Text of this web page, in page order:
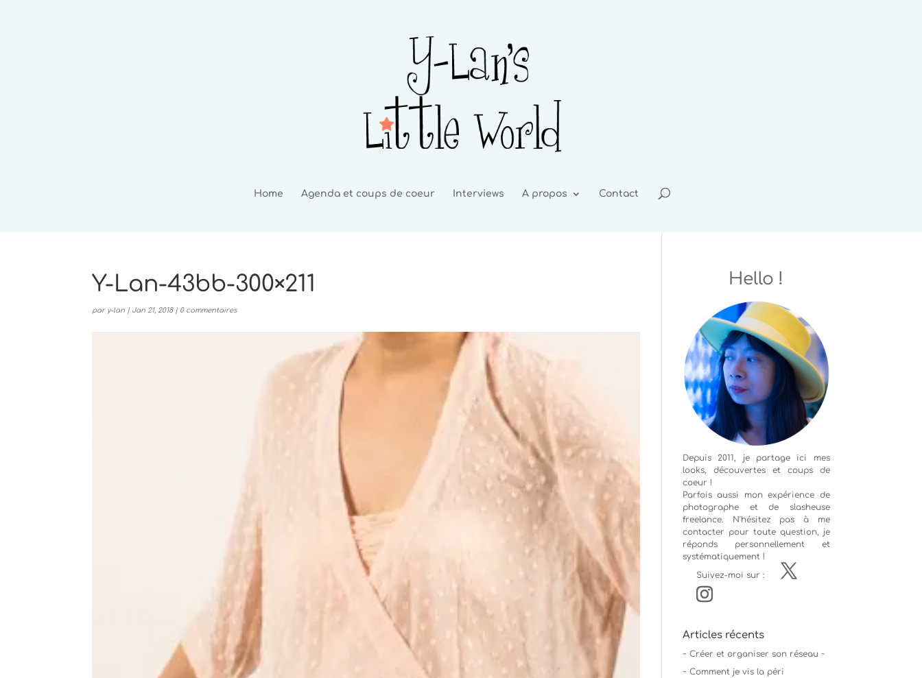
Home Agenda et coups de coeur Interviews A propos Contact
Y-Lan-43bb-300×211
par y-lan | Jan 21, 2018| 0 commentaires
Hello !
Depuis 2011, je partage ici mes
looks, découvertes et coups de
coeur !
Parfois aussi mon expérience de
photographeet de slasheuse
freelance. N'hésitez pas à me
contacter pour toute question, je
réponds personnellement et
systématiquement !
Suivez-moi sur :
Articles récents
~ Créer et organiser son réseau ~
~ Comment je vis la péri